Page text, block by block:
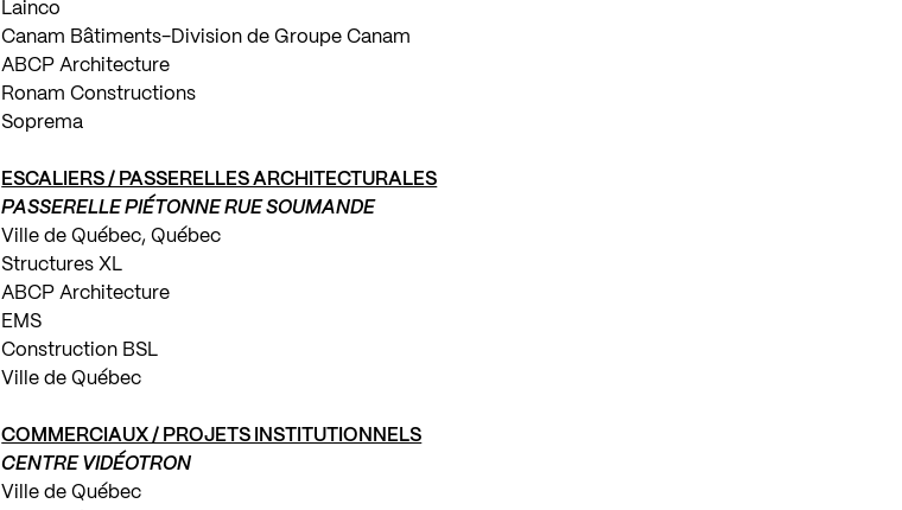
Lainco
Canam Bâtiments-Division de Groupe Canam
ABCP Architecture
Ronam Constructions
Soprema
ESCALIERS / PASSERELLES ARCHITECTURALES
PASSERELLE PIÉTONNE RUE SOUMANDE
Ville de Québec, Québec
Structures XL
ABCP Architecture
EMS
Construction BSL
Ville de Québec
COMMERCIAUX / PROJETS INSTITUTIONNELS
CENTRE VIDÉOTRON
Ville de Québec